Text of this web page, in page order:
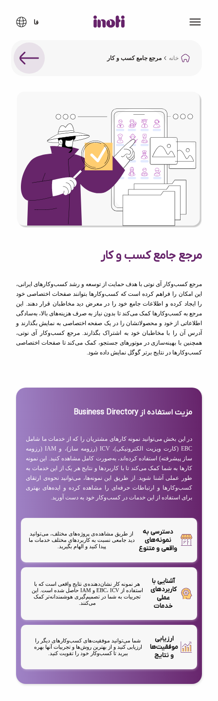
خانه مرجع جامع کسب و کار
مرجع جامع کسب و کار
مرجع کسب‌وکار آی نوتی با هدف حمایت از توسعه و رشد کسب‌وکارهای ایرانی،
این امکان را فراهم کرده است که کسب‌وکارها بتوانند صفحات اختصاصی خود
را ایجاد کرده و اطلاعات جامع خود را در معرض دید مخاطبان قرار دهند. این
مرجع به کسب‌وکارها کمک می‌کند تا بدون نیاز به صرف هزینه‌های بالا، به‌سادگی
اطلاعاتی از خود و محصولاتشان را در یک صفحه اختصاصی به نمایش بگذارند و
آدرس آن را با مخاطبان خود به اشتراک بگذارند. مرجع کسب‌وکار آی نوتی،
همچنین با بهینه‌سازی در موتورهای جستجو، کمک می‌کند تا صفحات اختصاصی
کسب‌وکارها در نتایج برتر گوگل نمایش داده شود.
مزیت استفاده از Business Directory
در این بخش می‌توانید نمونه کارهای مشتریان را که از خدمات ما شامل
EBC (کارت ویزیت الکترونیکی)، ICV (رزومه ساز)، و IAM (رزومه
ساز پیشرفته) استفاده کرده‌اند، به‌صورت کامل مشاهده کنید. این نمونه
کارها به شما کمک می‌کند تا با کاربردها و نتایج هر یک از این خدمات به
طور عملی آشنا شوید. از طریق این نمونه‌ها، می‌توانید نحوه‌ی ارتقای
کسب‌وکارها و ارتباطات حرفه‌ای را مشاهده کرده و ایده‌های بهتری
برای استفاده از این خدمات در کسب‌وکار خود به دست آورید.
دسترسی به
نمونه‌های
واقعی و متنوع
از طریق مشاهده‌ی پروژه‌های مختلف، می‌توانید
دید جامعی نسبت به کاربردهای مختلف خدمات ما
پیدا کنید و الهام بگیرید.
آشنایی با
کاربردهای
عملی
خدمات
هر نمونه کار نشان‌دهنده‌ی نتایج واقعی است که با
استفاده از EBC، ICV و IAM حاصل شده است. این
تجربیات به شما در تصمیم‌گیری هوشمندانه‌تر کمک
می‌کنند.
ارزیابی
موفقیت‌ها
و نتایج
شما می‌توانید موفقیت‌های کسب‌وکارهای دیگر را
ارزیابی کنید و از بهترین روش‌ها و تجربیات آنها بهره
ببرید تا کسب‌وکار خود را تقویت کنید.